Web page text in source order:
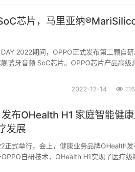
芯片，马里亚纳
2022期间，OPPO正式发布第二颗自研
牙音频 SoC芯片。OPPO芯片产品高级
2022-12-14
布OHealth H1 家庭智能健
发展
式举行，会上，健康业务品牌OHealth发
自研技术，OHealth H1实现了医疗级